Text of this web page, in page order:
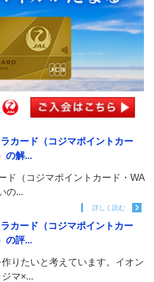
カード（コジマポイントカー
の解...
ド（コジマポイントカード・WA
の...
詳しく読む
カード（コジマポイントカー
の評...
りたいと考えています。イオン
マ×...